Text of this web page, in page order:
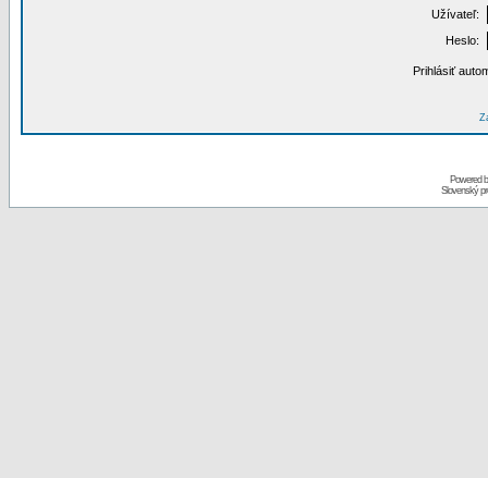
Užívateľ:
Heslo:
Prihlásiť
Powered
Slovenský